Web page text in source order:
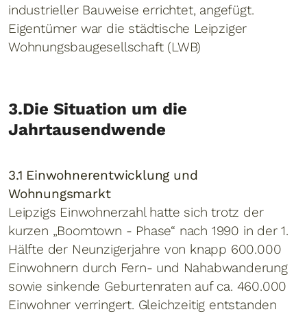
industrieller Bauweise errichtet, angefügt.
Eigentümer war die städtische Leipziger
Wohnungsbaugesellschaft (LWB)
3.Die Situation um die
Jahrtausendwende
3.1 Einwohnerentwicklung und
Wohnungsmarkt
Leipzigs Einwohnerzahl hatte sich trotz der
kurzen „Boomtown - Phase“ nach 1990 in der 1.
Hälfte der Neunzigerjahre von knapp 600.000
Einwohnern durch Fern- und Nahabwanderung
sowie sinkende Geburtenraten auf ca. 460.000
Einwohner verringert. Gleichzeitig entstanden